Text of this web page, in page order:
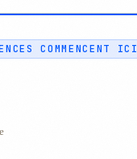
COMMENCENT ICI